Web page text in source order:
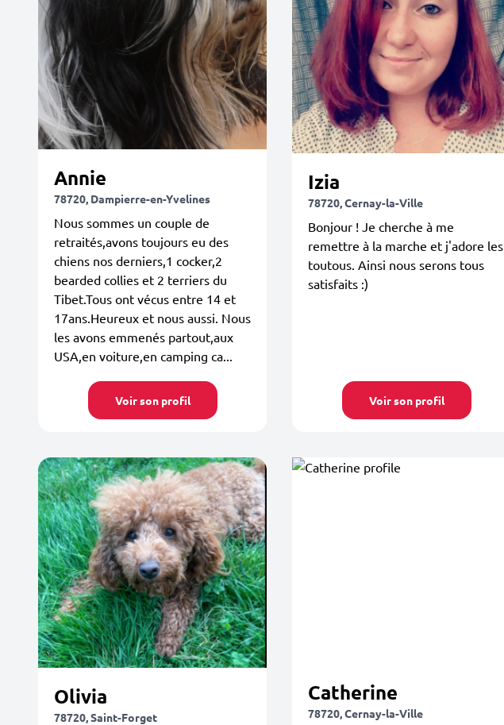
Annie
78720, Dampierre-en-Yvelines
Nous sommes un couple de
retraités,avons toujours eu des
chiens nos derniers,1 cocker,2
bearded collies et 2 terriers du
Tibet.Tous ont vécus entre 14 et
17ans.Heureux et nous aussi. Nous
les avons emmenés partout,aux
USA,en voiture,en camping ca...
Voir son profil
Izia
78720, Cernay-la-Ville
Bonjour ! Je cherche à me
remettre à la marche et j'adore les
toutous. Ainsi nous serons tous
satisfaits :)
Voir son profil
Olivia
78720, Saint-Forget
Catherine
78720, Cernay-la-Ville